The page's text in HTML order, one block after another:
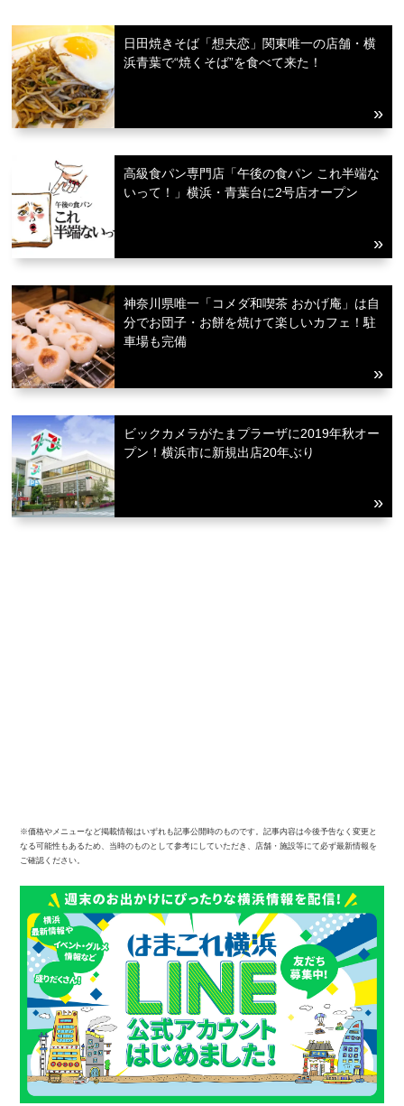
日田焼きそば「想夫恋」関東唯一の店舗・横
浜青葉で“焼くそば”を食べて来た！
高級食パン専門店「午後の食パン これ半端な
いって！」横浜・青葉台に2号店オープン
神奈川県唯一「コメダ和喫茶 おかげ庵」は自
分でお団子・お餅を焼けて楽しいカフェ！駐
車場も完備
ビックカメラがたまプラーザに2019年秋オー
プン！横浜市に新規出店20年ぶり
※価格やメニューなど掲載情報はいずれも記事公開時のものです。記事内容は今後予告なく変更と
なる可能性もあるため、当時のものとして参考にしていただき、店舗・施設等にて必ず最新情報を
ご確認ください。